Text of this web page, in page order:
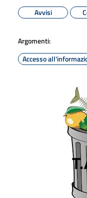
Avvisi
Argomenti:
Accesso